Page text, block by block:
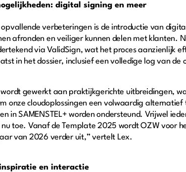
digital signing en meer
opvallende verbeteringen is de introductie van
afronden en veiliger kunnen delen met klanten.
via ValidSign, wat het proces aanzienlijk
in het dossier, inclusief een volledige log van de
gewerkt aan praktijkgerichte uitbreidingen,
onze cloudoplossingen een volwaardig
in SAMENSTEL+ worden ondersteund. Vrijwel
toe. Vanaf de Template 2025 wordt OZW voor
van 2026 verder uit,” vertelt Lex.
en interactie